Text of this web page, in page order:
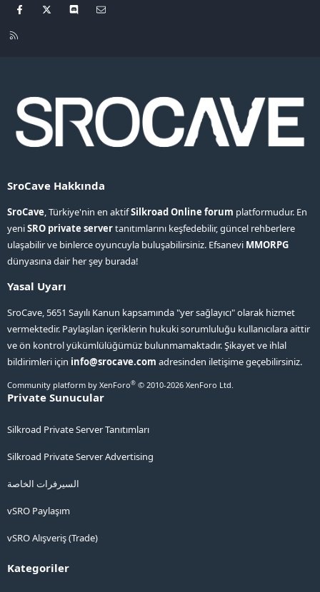
Facebook Discord
R
SroCave Hakkında
SroCave, Türkiye'nin en aktifSilkroad Online forum platformudur. En
yeniSRO private servertanıtımlarını keşfedebilir, güncel rehberlere
ulaşabilir ve binlerce oyuncuyla buluşabilirsiniz. Efsanevi MMORPG
dünyasına dair her şey burada!
Yasal Uyarı
SroCave, 5651 Sayılı Kanun kapsamında "yer sağlayıcı" olarak hizmet
vermektedir. Paylaşılan içeriklerin hukuki sorumluluğu kullanıcılara aittir
ve ön kontrol yükümlülüğümüz bulunmamaktadır. Şikayet ve ihlal
bildirimleri için info@srocave.com adresinden iletişime geçebilirsiniz.
Community platform by XenForo® © 2010-2026 XenForo Ltd.
Private Sunucular
Silkroad Private Server Tanıtımları
Silkroad Private Server Advertising
السيرفرات الخاصة
vSRO Paylaşım
vSRO Alışveriş (Trade)
Kategoriler